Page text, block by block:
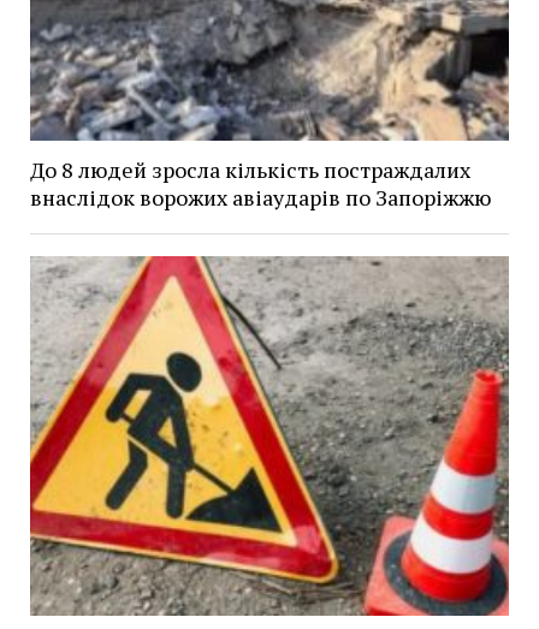
До 8 людей зросла кількість постраждалих
внаслідок ворожих авіаударів по Запоріжжю